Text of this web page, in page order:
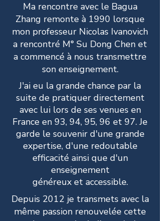
Ma rencontre avec le Bagua
Zhang remonte à 1990 lorsque
mon professeur Nicolas Ivanovich
a rencontré M° Su Dong Chen et
a commencé à nous transmettre
son enseignement.
J'ai eu la grande chance par la
suite de pratiquer directement
avec lui lors de ses venues en
France en 93, 94, 95, 96 et 97. Je
garde le souvenird'une grande
expertise, d'une redoutable
efficacité ainsique d'un
enseignement
généreuxet accessible.
Depuis 2012 je transmets avec la
même passion renouvelée cette